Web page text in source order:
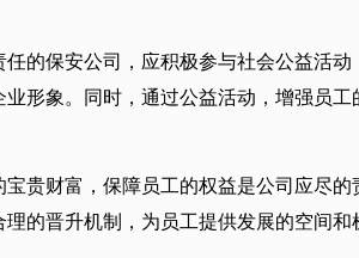
任的保安公司，应积极参与社会公益活
形象。同时，通过公益活动，增强员工
宝贵财富，保障员工的权益是公司应尽
的晋升机制，为员工提供发展的空间和